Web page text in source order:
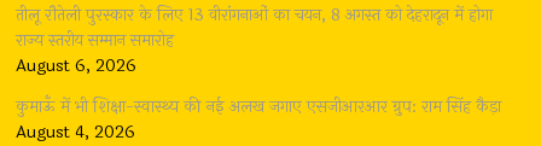
तीलू रौतेली पुरस्कार के लिए 13 वीरांगनाओं का चयन, 8 अगस्त को देहरादून में होगा
राज्य स्तरीय सम्मान समारोह
August 6, 2026
कुमाऊँ में भी शिक्षा-स्वास्थ्य की नई अलख जगाए एसजीआरआर ग्रुप: राम सिंह कैड़ा
August 4, 2026